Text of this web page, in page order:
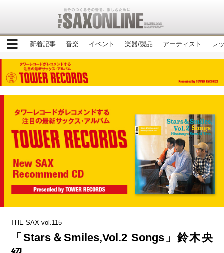
新着記事 音楽 イベント 楽器/製品 アーティスト レ
THE SAX vol.115
「Stars＆Smiles,Vol.2 Songs」鈴木央